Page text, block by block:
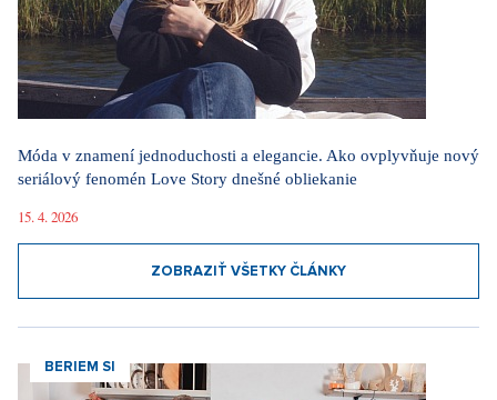
Móda v znamení jednoduchosti a elegancie. Ako ovplyvňuje nový
seriálový fenomén Love Story dnešné obliekanie
15. 4. 2026
ZOBRAZIŤ VŠETKY ČLÁNKY
BERIEM SI